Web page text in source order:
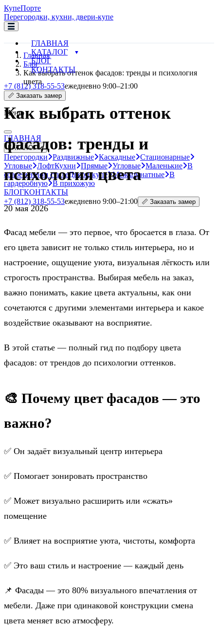
КупеПорте
Перегородки, кухни, двери-купе
ГЛАВНАЯ
КАТАЛОГ
БЛОГ
КОНТАКТЫ
+7 (812) 318-55-53ежедневно 9:00–21:00
📏 Заказать замер
Меню
ГЛАВНАЯ
КАТАЛОГ
Перегородки Раздвижные Каскадные Стационарные
Угловые ЛофтКухни Прямые Угловые Маленькие В
современном стилеДвери-купе Межкомнатные В
гардеробную В прихожую
БЛОГКОНТАКТЫ
+7 (812) 318-55-53ежедневно 9:00–21:00 📏 Заказать замер
Главная
Блог
Как выбрать оттенок фасадов: тренды и психология
цвета
Как выбрать оттенок
фасадов: тренды и
психология цвета
20 мая 2026
Фасад мебели — это первое, что бросается в глаза. От
его цвета зависит не только стиль интерьера, но и
настроение, ощущение уюта, визуальная лёгкость или
строгость пространства. Выбирая мебель на заказ,
важно понимать, какие цвета актуальны, как они
сочетаются с другими элементами интерьера и какое
воздействие оказывают на восприятие.
В этой статье — полный гид по подбору цвета
фасадов: от трендов до психологии оттенков.
🎨 Почему цвет фасадов — это
важно?
✅ Он задаёт визуальный центр интерьера
✅ Помогает зонировать пространство
✅ Может визуально расширить или «сжать»
помещение
✅ Влияет на восприятие уюта, чистоты, комфорта
✅ Это ваш стиль и настроение — каждый день
📌 Фасады — это 80% визуального впечатления от
мебели. Даже при одинаковой конструкции смена
цвета меняет всю атмосферу.